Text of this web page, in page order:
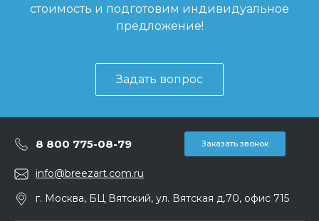
стоимость и подготовим индивидуальное
предложение!
Задать вопрос
8 800 775-08-79 Заказать звонок
info@breezart.com.ru
г. Москва, БЦ Вятский, ул. Вятская д.70, офис 715